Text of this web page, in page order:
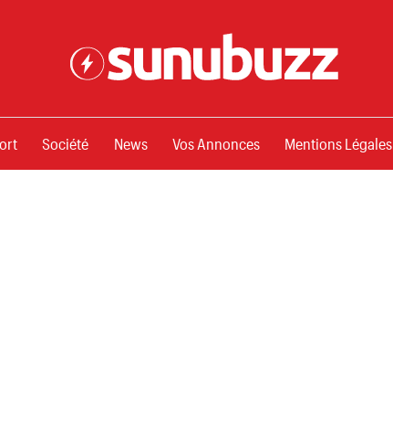
Société News Vos Annonces Mentions Légales